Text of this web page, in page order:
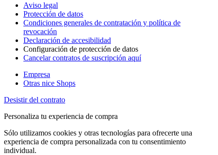
Aviso legal
Protección de datos
Condiciones generales de contratación y política de
revocación
Declaración de accesibilidad
Configuración de protección de datos
Cancelar contratos de suscripción aquí
Empresa
Otras nice Shops
Desistir del contrato
Personaliza tu experiencia de compra
Sólo utilizamos cookies y otras tecnologías para ofrecerte una
experiencia de compra personalizada con tu consentimiento
individual.